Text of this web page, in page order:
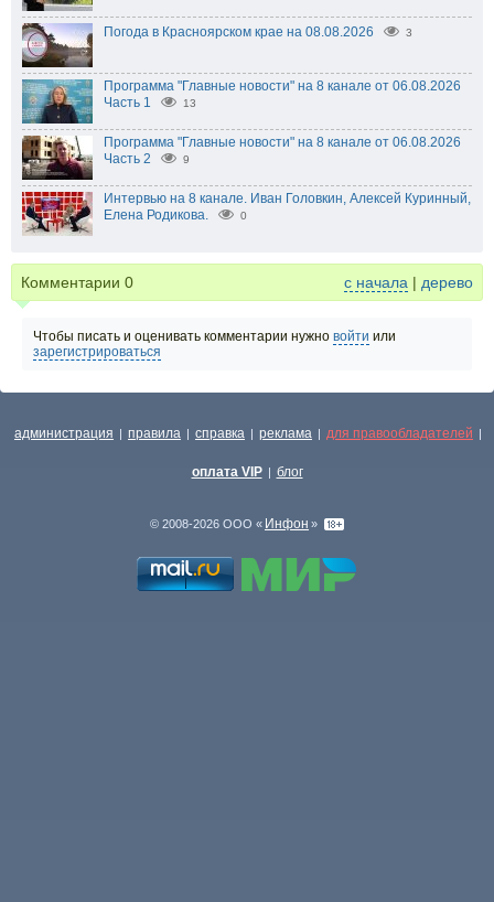
Погода в Красноярском крае на 08.08.2026 3
Программа "Главные новости" на 8 канале от 06.08.2026
Часть 1
13
Программа "Главные новости" на 8 канале от 06.08.2026
Часть 2
9
Интервью на 8 канале. Иван Головкин, Алексей Куринный,
Елена Родикова.
0
Комментарии 0 с начала | дерево
Чтобы писать и оценивать комментарии нужно войти или
зарегистрироваться
администрация | правила | справка | реклама | для правообладателей |
оплата VIP | блог
© 2008-2026 ООО « Инфон »